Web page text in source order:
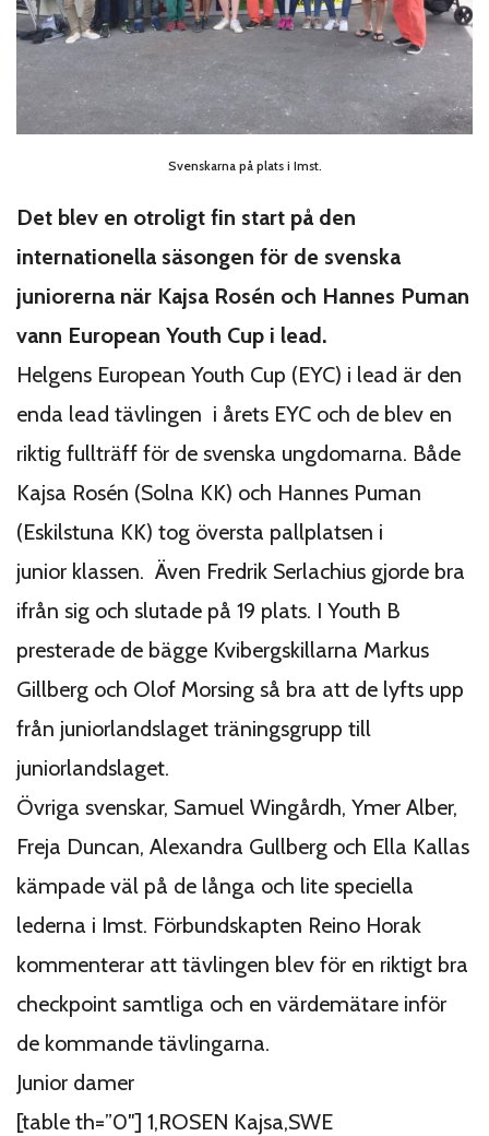
Svenskarna på plats i Imst.
Det blev en otroligt fin start på den
internationella säsongen för de svenska
juniorerna när Kajsa Rosén och Hannes Puman
vann European Youth Cup i lead.
Helgens European Youth Cup (EYC) i lead är den
enda lead tävlingen i årets EYC och de blev en
riktig fullträff för de svenska ungdomarna. Både
Kajsa Rosén (Solna KK) och Hannes Puman
(Eskilstuna KK) tog översta pallplatsen i
junior klassen. Även Fredrik Serlachius gjorde bra
ifrån sig och slutade på 19 plats. I Youth B
presterade de bägge Kvibergskillarna Markus
Gillberg och Olof Morsing så bra att de lyfts upp
från juniorlandslaget träningsgrupp till
juniorlandslaget.
Övriga svenskar, Samuel Wingårdh, Ymer Alber,
Freja Duncan, Alexandra Gullberg och Ella Kallas
kämpade väl på de långa och lite speciella
lederna i Imst. Förbundskapten Reino Horak
kommenterar att tävlingen blev för en riktigt bra
checkpoint samtliga och en värdemätare inför
de kommande tävlingarna.
Junior damer
[table th=”0″] 1,ROSEN Kajsa,SWE